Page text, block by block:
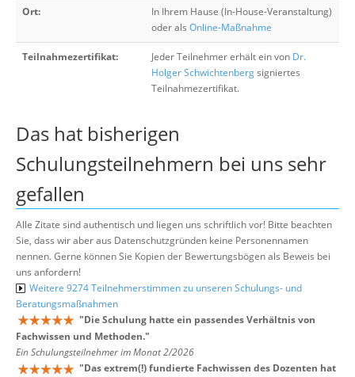
Ort:
In Ihrem Hause (In-House-Veranstaltung)
oder als Online-Maßnahme
Teilnahmezertifikat: Jeder Teilnehmer erhält ein von Dr.
Holger Schwichtenbergsigniertes
Teilnahmezertifikat.
Das hat bisherigen
Schulungsteilnehmern bei uns sehr
gefallen
Alle Zitate sind authentisch und liegen uns schriftlich vor! Bitte beachten
Sie, dass wir aber aus Datenschutzgründen keine Personennamen
nennen. Gerne können Sie Kopien der Bewertungsbögen als Beweis bei
uns anfordern!
Weitere 9274 Teilnehmerstimmen zu unseren Schulungs- und
Beratungsmaßnahmen
"Die Schulung hatte ein passendes Verhältnis von
Fachwissen und Methoden."
Ein Schulungsteilnehmer im Monat 2/2026
"Das extrem(!) fundierte Fachwissen des Dozenten hat